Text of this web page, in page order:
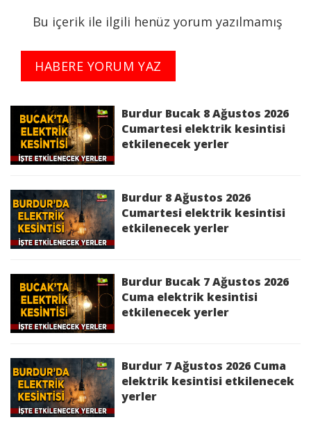
Planlı Kesintiden Etkilenen Cadde / Sokak :
Sk.;BURDUR,BUCAK,KARAOT KÖYÜ AYKIRI
Mah.,KARAOT KÖYÜ CAMİ Mah.,KARAOT KÖYÜ
EREKLİ Mah.,KARAOT Köyü AYKIRI Mah.,KARAOT
Köyü HANYIKIĞI Mah. bölgelerinde 18/06/2026
Bakım Çalışması Sebebi ile İş Sağlığı ve
Güvenliği'ni de gözeterek elektrik kesintisi
yapılacaktır.
Burdur 18 Haziran 2026 Perşembe elektrik
kesintisinden etkilenecek yerler
kesintisinden etkilenecek yerler
Karamanlı 18 Haziran 2026 Perşembe
elektrik kesintisinden etkilenecek yerler
Bu içerik ile ilgili henüz yorum yazılmamış
HABERE YORUM YAZ
Burdur Bucak 8 Ağustos 2026
Cumartesi elektrik kesintisi
etkilenecek yerler
Burdur 8 Ağustos 2026
Cumartesi elektrik kesintisi
etkilenecek yerler
Burdur Bucak 7 Ağustos 2026
Cuma elektrik kesintisi
etkilenecek yerler
Burdur 7 Ağustos 2026 Cuma
elektrik kesintisi etkilenecek
yerler